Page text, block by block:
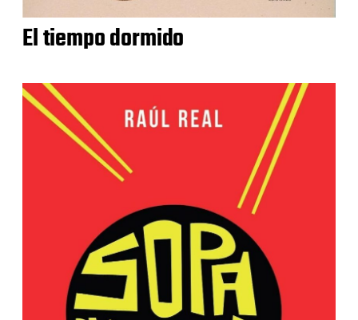
El tiempo dormido